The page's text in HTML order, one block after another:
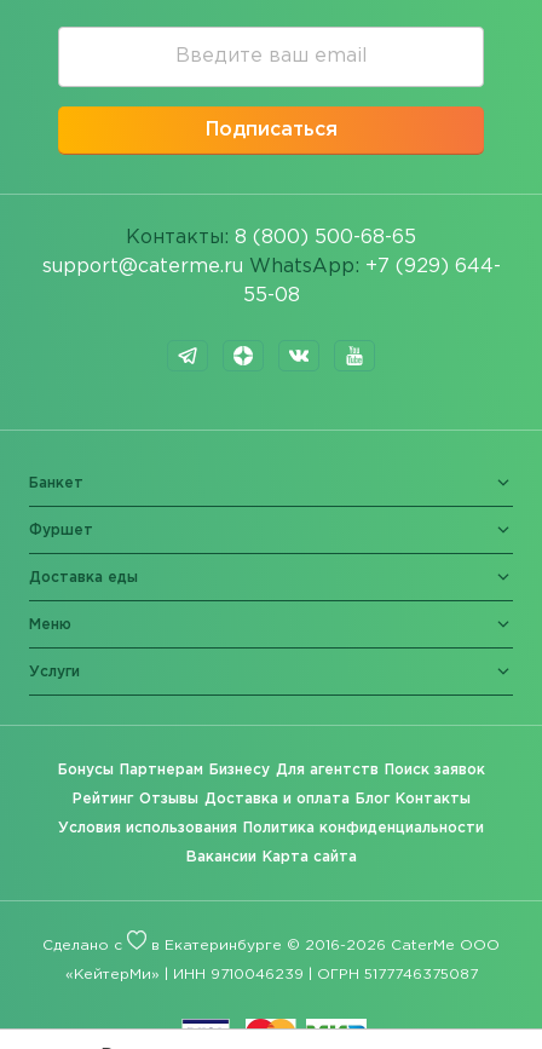
Подписаться
Контакты: 8 (800) 500-68-65
support@caterme.ru WhatsApp: +7 (929) 644-
55-08
Банкет
Фуршет
Доставка еды
Меню
Услуги
Бонусы Партнерам Бизнесу Для агентств Поиск заявок
Рейтинг Отзывы Доставка и оплата Блог Контакты
Условия использования Политика конфиденциальности
Вакансии Карта сайта
Сделано с в Екатеринбурге © 2016-2026 CaterMe ООО
«КейтерМи» | ИНН 9710046239 | ОГРН 5177746375087